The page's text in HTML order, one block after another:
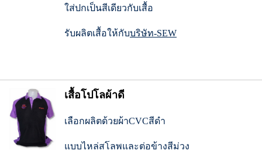
ใส่ปกเป็นสีเดียวกับเสื้อ
รับผลิตเสื้อให้กับบริษัท-SEW
เสื้อโปโลผ้าดี
เลือกผลิตด้วยผ้าCVCสีดำ
แบบไหล่สโลพและต่อข้างสีม่วง